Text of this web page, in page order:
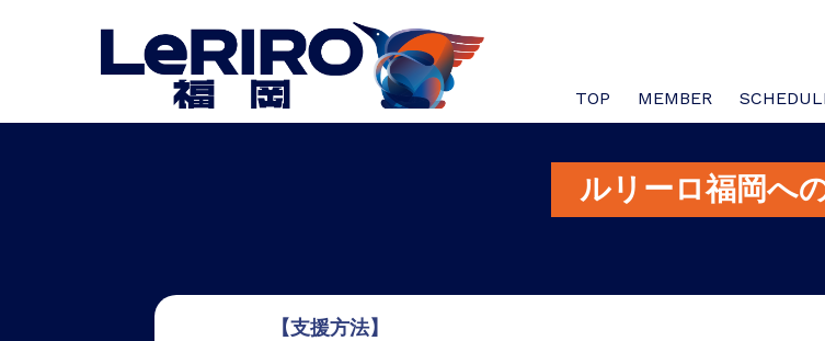
TOP MEMBER
ルリーロ福岡へ
【支援方法】